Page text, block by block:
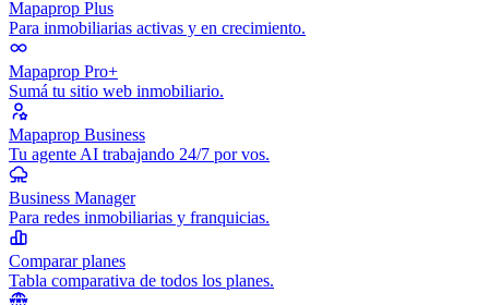
Mapaprop Plus
Para inmobiliarias activas y en crecimiento.
Mapaprop Pro+
Sumá tu sitio web inmobiliario.
Mapaprop Business
Tu agente AI trabajando 24/7 por vos.
Business Manager
Para redes inmobiliarias y franquicias.
Comparar planes
Tabla comparativa de todos los planes.